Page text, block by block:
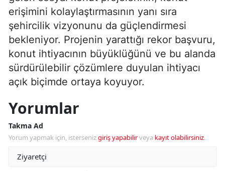
erişimini kolaylaştırmasının yanı sıra
şehircilik vizyonunu da güçlendirmesi
bekleniyor. Projenin yarattığı rekor başvuru,
konut ihtiyacının büyüklüğünü ve bu alanda
sürdürülebilir çözümlere duyulan ihtiyacı
açık biçimde ortaya koyuyor.
Yorumlar
Takma Ad
Yorum yapmak için, istersenizgiriş yapabilirveya kayıt olabilirsiniz.